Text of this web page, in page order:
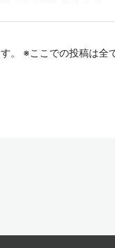
。 ※ここでの投稿は全